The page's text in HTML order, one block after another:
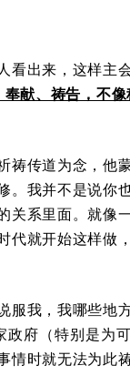
看出来，这样主
奉献、祷告，不像
祷传道为念，他
。我并不是说你
关系里面。就像
代就开始这样做
服我，我哪些地
府（特别是为
情时就无法为此